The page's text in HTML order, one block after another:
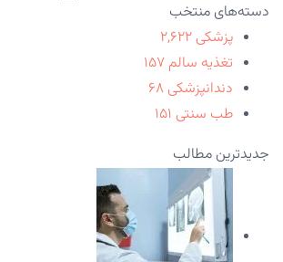
دسته‌های منتخب
پزشکی ۲,۶۲۲
تغذیه سالم ۱۵۷
دندانپزشکی ۶۸
طب سنتی ۱۵۱
جدیدترین مطالب